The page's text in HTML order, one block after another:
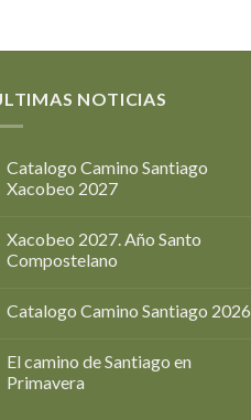
NOTICIAS
Catalogo Camino Santiago
Xacobeo 2027
Xacobeo 2027. Año Santo
Compostelano
Catalogo Camino Santiago 2026
El camino de Santiago en
Primavera